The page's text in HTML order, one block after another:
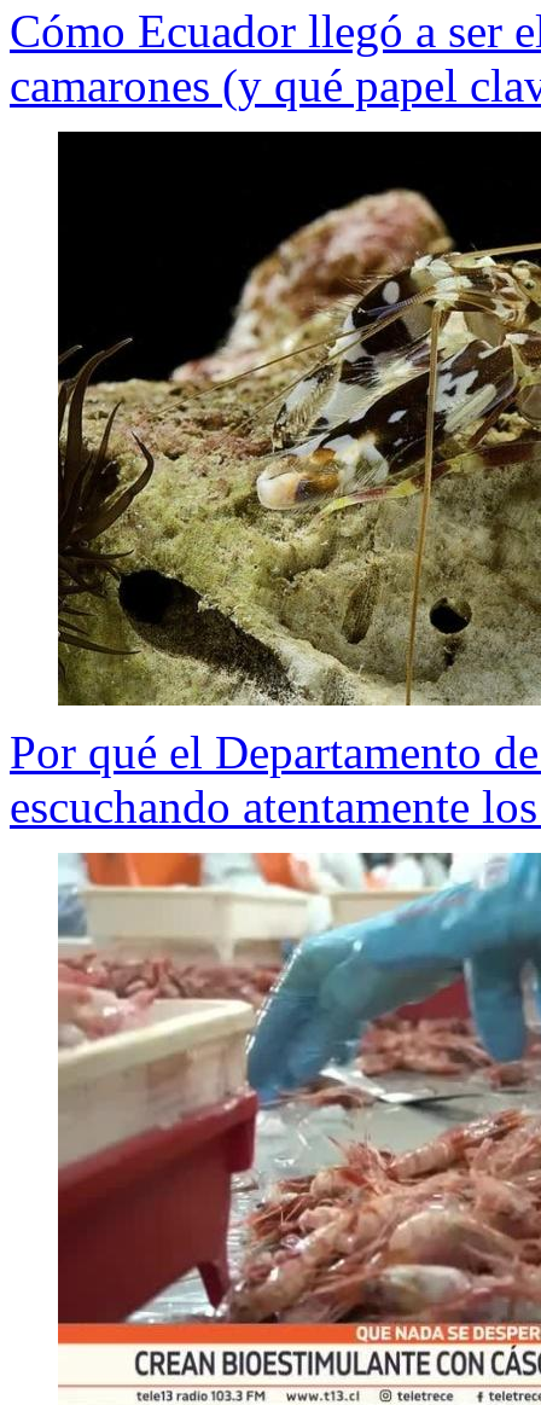
Cómo Ecuador llegó a ser
camarones (y qué papel
Por qué el Departamento
escuchando atentamente